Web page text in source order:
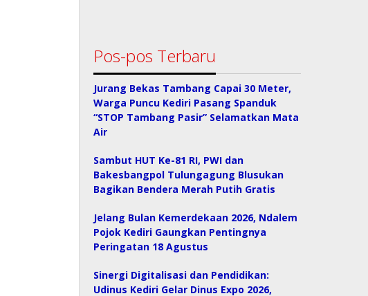
Pos-pos Terbaru
Jurang Bekas Tambang Capai 30 Meter,
Warga Puncu Kediri Pasang Spanduk
“STOP Tambang Pasir” Selamatkan Mata
Air
Sambut HUT Ke-81 RI, PWI dan
Bakesbangpol Tulungagung Blusukan
Bagikan Bendera Merah Putih Gratis
Jelang Bulan Kemerdekaan 2026, Ndalem
Pojok Kediri Gaungkan Pentingnya
Peringatan 18 Agustus
Sinergi Digitalisasi dan Pendidikan:
Udinus Kediri Gelar Dinus Expo 2026,